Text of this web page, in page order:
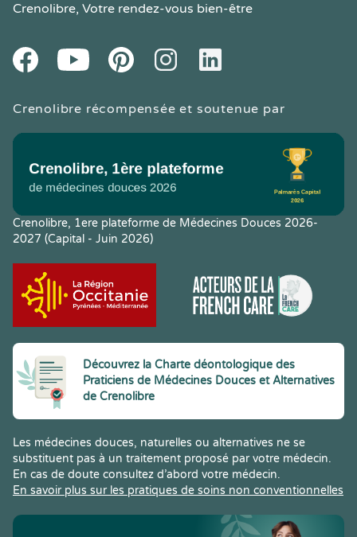
Crenolibre, Votre rendez-vous bien-être
FacebookYoutube PinteresetInstagramLinkedIn
Crenolibre récompensée et soutenue par
Crenolibre, 1ere plateforme de Médecines Douces 2026-
2027 (Capital - Juin 2026)
Découvrez la Charte déontologique des
Praticiens de Médecines Douces et Alternatives
de Crenolibre
Les médecines douces, naturelles ou alternatives ne se
substituent pas à un traitement proposé par votre médecin.
En cas de doute consultez d’abord votre médecin.
En savoir plus sur les pratiques de soins non conventionnelles